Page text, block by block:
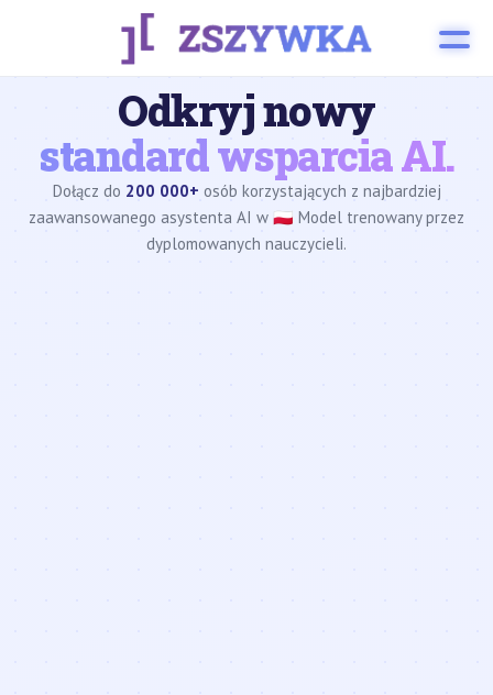
Odkryj nowy
standard wsparcia AI.
Dołącz do 200 000+ osób korzystających z najbardziej
zaawansowanego asystenta AI w 🇵🇱 Model trenowany przez
dyplomowanych nauczycieli.